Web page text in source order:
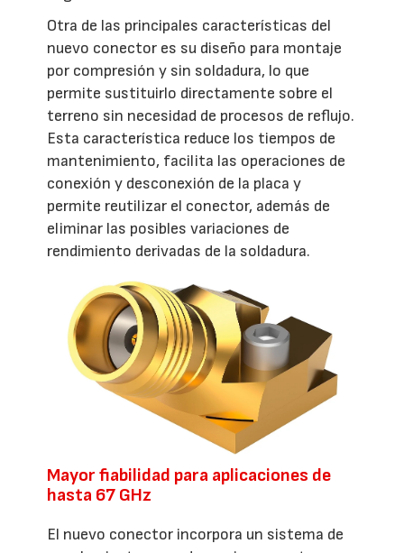
Otra de las principales características del
nuevo conector es su diseño para montaje
por compresión y sin soldadura, lo que
permite sustituirlo directamente sobre el
terreno sin necesidad de procesos de reflujo.
Esta característica reduce los tiempos de
mantenimiento, facilita las operaciones de
conexión y desconexión de la placa y
permite reutilizar el conector, además de
eliminar las posibles variaciones de
rendimiento derivadas de la soldadura.
Mayor fiabilidad para aplicaciones de
hasta 67 GHz
El nuevo conector incorpora un sistema de